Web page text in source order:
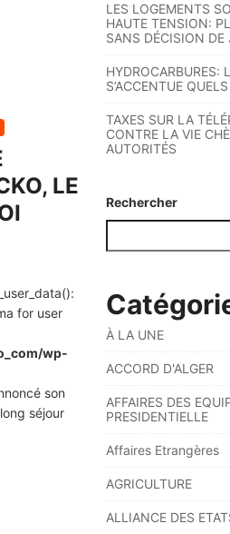
LE
for user
wp-
son
séjour
LES LOGEMENTS
HAUTE TENSION:
SANS DÉCISION DE
HYDROCARBURES:
S’ACCENTUE
TAXES SUR LA
CONTRE LA VIE
AUTORITÉS
Rechercher
À LA UNE
ACCORD D'ALGER
AFFAIRES DES
PRESIDENTIELLE
Affaires Etrangères
AGRICULTURE
ALLIANCE DES